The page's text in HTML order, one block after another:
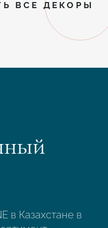
ВСЕ ДЕКОРЫ
в Казахстане в